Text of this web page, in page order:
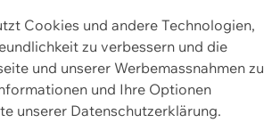
Cookies und andere Technologien,
zu verbessern und die
und unserer Werbemassnahmen zu
und Ihre Optionen
unserer Datenschutzerklärung.